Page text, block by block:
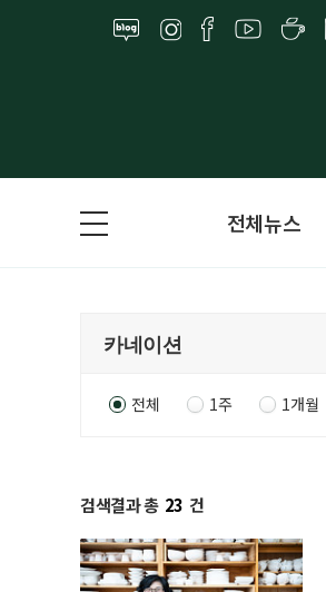
전체뉴스
전체 1주 1개월
검색결과 총 23 건